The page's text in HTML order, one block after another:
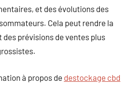
et des évolutions des
Cela peut rendre la
prévisions de ventes plus
à propos de destockage cbd